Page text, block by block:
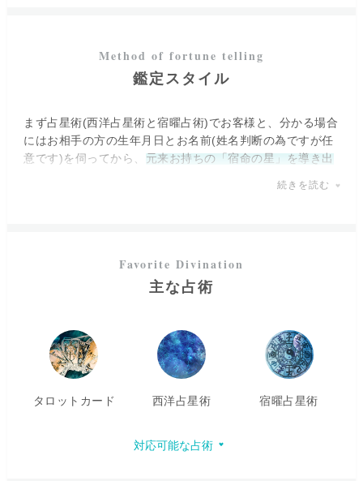
鑑定スタイル
まず占星術(西洋占星術と宿曜占術)でお客様と、分かる場合
にはお相手の方の生年月日とお名前(姓名判断の為ですが任
意です)を伺ってから、 元来お持ちの「宿命の星」を導き出
お相手の情報をいただけると複合的に視ていくことができ
そしてお悩みの内容に応じて気持ちや状況などをスプレッ
現状と今後の流れ、そして今不安に思ってい
お顔が見えない電話占いだからこそ、より一層お一人おひ
とりに寄り添った鑑定ができるよう心がけております。
どんなお悩みでも安心してお話しください。お客様の気持
だきます。
続きを読む
主な占術
タロットカード 西洋占星術 宿曜占星術
対応可能な占術